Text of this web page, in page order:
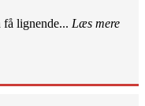
lignende... Læs mere